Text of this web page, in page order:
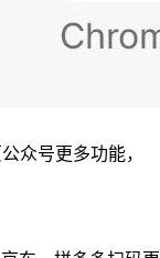
众号更多功能，